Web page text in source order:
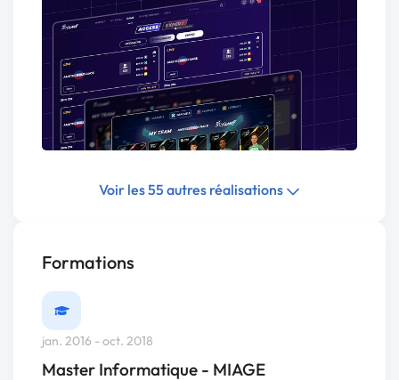
Voir les 55 autres réalisations
Formations
jan. 2016 - oct. 2018
Master Informatique - MIAGE